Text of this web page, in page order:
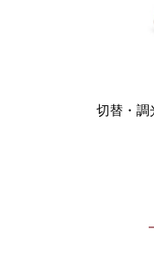
切替・調